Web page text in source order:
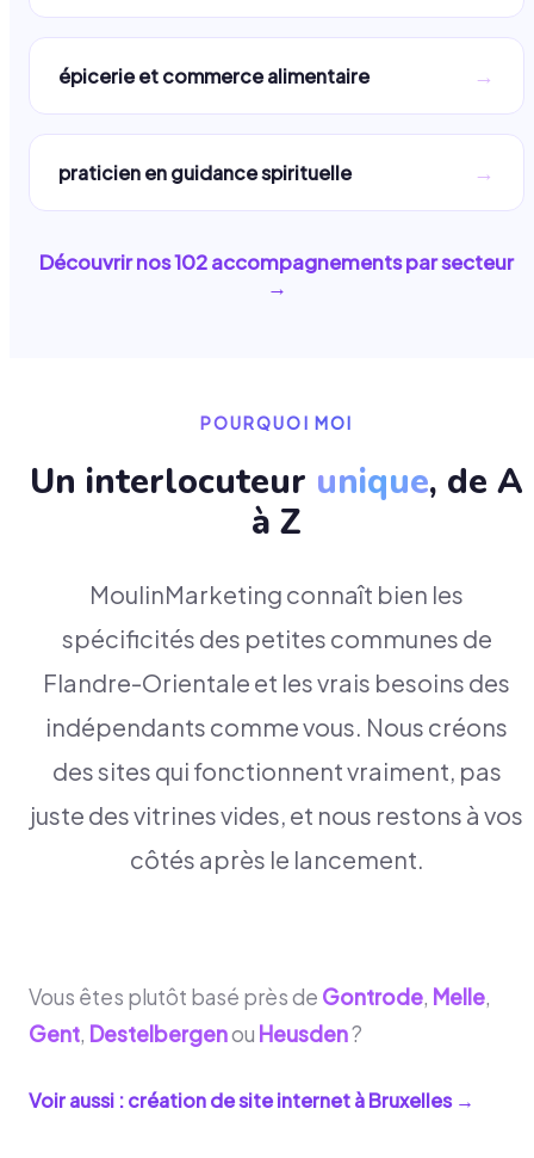
épicerie et commerce alimentaire →
praticien en guidance spirituelle →
Découvrir nos102accompagnements par secteur
→
POURQUOI MOI
Un interlocuteur unique, de A
à Z
MoulinMarketing connaît bien les
spécificités des petites communes de
Flandre-Orientale et les vrais besoins des
indépendants comme vous. Nous créons
des sites qui fonctionnent vraiment, pas
juste des vitrines vides, et nous restons à vos
côtés après le lancement.
Vous êtes plutôt basé près de Gontrode, Melle,
Gent, Destelbergenou Heusden?
Voir aussi : création de site internet àBruxelles→